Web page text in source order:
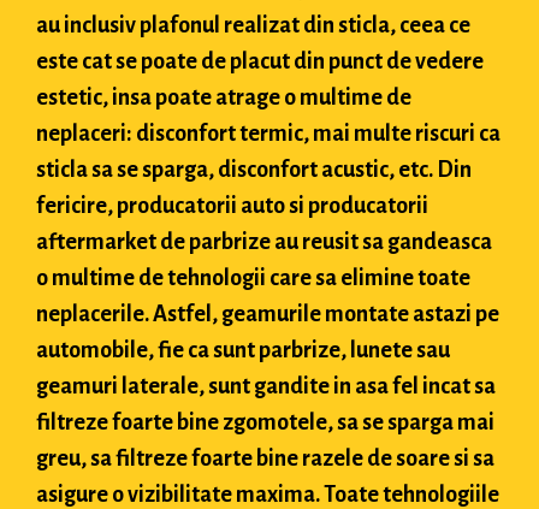
au inclusiv plafonul realizat din sticla, ceea ce
este cat se poate de placut din punct de vedere
estetic, insa poate atrage o multime de
neplaceri: disconfort termic, mai multe riscuri ca
sticla sa se sparga, disconfort acustic, etc. Din
fericire, producatorii auto si producatorii
aftermarket de parbrize au reusit sa gandeasca
o multime de tehnologii care sa elimine toate
neplacerile. Astfel, geamurile montate astazi pe
automobile, fie ca sunt parbrize, lunete sau
geamuri laterale, sunt gandite in asa fel incat sa
filtreze foarte bine zgomotele, sa se sparga mai
greu, sa filtreze foarte bine razele de soare si sa
asigure o vizibilitate maxima. Toate tehnologiile